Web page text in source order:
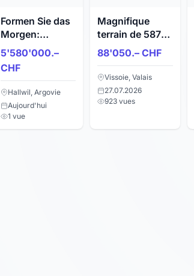
Formen Sie das
Morgen:
Bauland für
Arealüberbauung
5'580'000.–
CHF
Hallwil, Argovie
Aujourd'hui
1 vue
Magnifique
terrain de 587
m2 à bâtir à
Vissoie
88'050.– CHF
Vissoie, Valais
27.07.2026
923 vues